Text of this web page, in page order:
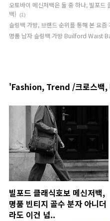
오토바이 메신저백은 둘 중 하나, 빌포드
백)
(1)
슬링백 가방, 브랜드 순위를 통해 본 요즘
명품 남자 슬링백 가방 Builford Waist
'Fashion, Trend /크로스백,
빌포드 클래식호보 메신저백,
명품 빈티지 골수 분자 아니더
라도 이건 넘..